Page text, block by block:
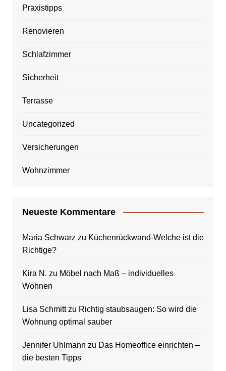
Praxistipps
Renovieren
Schlafzimmer
Sicherheit
Terrasse
Uncategorized
Versicherungen
Wohnzimmer
Neueste Kommentare
Maria Schwarz zu Küchenrückwand-Welche ist die
Richtige?
Kira N. zu Möbel nach Maß – individuelles
Wohnen
Lisa Schmittzu Richtig staubsaugen: So wird die
Wohnung optimal sauber
Jennifer Uhlmann zu Das Homeoffice einrichten –
die besten Tipps